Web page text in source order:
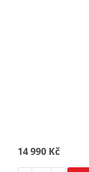
14 990 Kč